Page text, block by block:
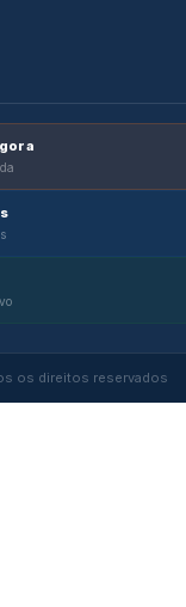
os direitos reservados